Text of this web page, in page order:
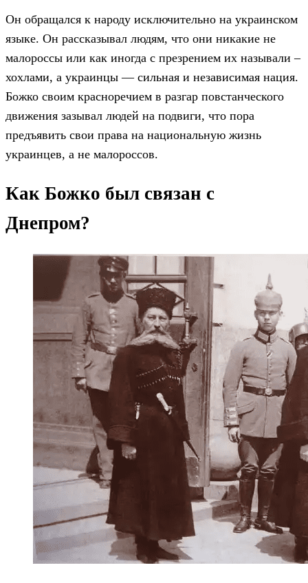
Он обращался к народу исключительно на украинском
языке. Он рассказывал людям, что они никакие не
малороссы или как иногда с презрением их называли –
хохлами, а украинцы — сильная и независимая нация.
Божко своим красноречием в разгар повстанческого
движения зазывал людей на подвиги, что пора
предъявить свои права на национальную жизнь
украинцев, а не малороссов.
Как Божко был связан с
Днепром?